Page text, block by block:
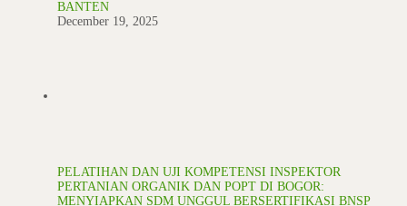
BANTEN
December 19, 2025
PELATIHAN DAN UJI KOMPETENSI INSPEKTOR
PERTANIAN ORGANIK DAN POPT DI BOGOR:
MENYIAPKAN SDM UNGGUL BERSERTIFIKASI BNSP